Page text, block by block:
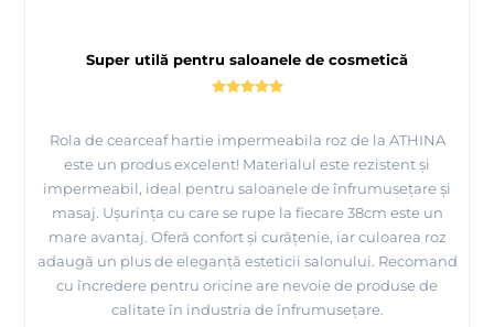
Super utilă pentru saloanele de cosmetică
Rola de cearceaf hartie impermeabila roz de la ATHINA
este un produs excelent! Materialul este rezistent și
impermeabil, ideal pentru saloanele de înfrumusețare și
masaj. Ușurința cu care se rupe la fiecare 38cm este un
mare avantaj. Oferă confort și curățenie, iar culoarea roz
adaugă un plus de eleganță esteticii salonului. Recomand
cu încredere pentru oricine are nevoie de produse de
calitate în industria de înfrumusețare.